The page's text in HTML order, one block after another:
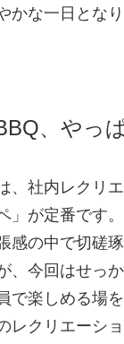
かな⼀⽇とな
、やっ
、社内レクリ
」が定番です。
感の中で切磋
、今回はせっ
で楽しめる場を
レクリエーシ